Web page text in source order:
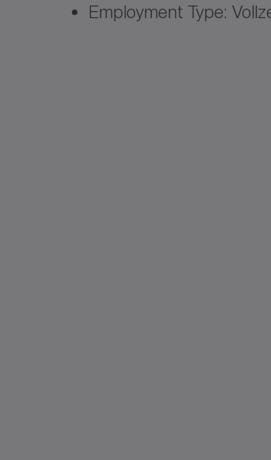
Employment Type: